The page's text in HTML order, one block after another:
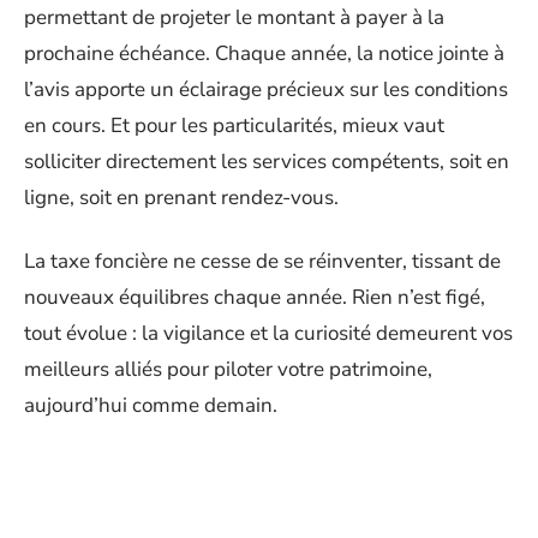
permettant de projeter le montant à payer à la
prochaine échéance. Chaque année, la notice jointe à
l’avis apporte un éclairage précieux sur les conditions
en cours. Et pour les particularités, mieux vaut
solliciter directement les services compétents, soit en
ligne, soit en prenant rendez-vous.
La taxe foncière ne cesse de se réinventer, tissant de
nouveaux équilibres chaque année. Rien n’est figé,
tout évolue : la vigilance et la curiosité demeurent vos
meilleurs alliés pour piloter votre patrimoine,
aujourd’hui comme demain.